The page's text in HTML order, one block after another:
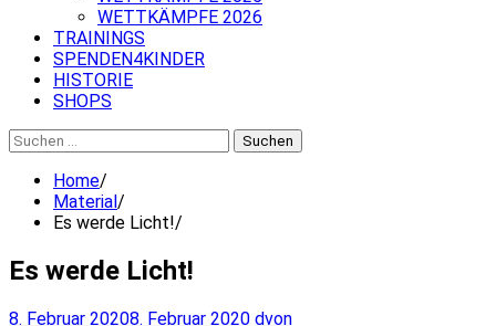
WETTKÄMPFE 2026
TRAININGS
SPENDEN4KINDER
HISTORIE
SHOPS
Suchen
nach:
Home
Material
Es werde Licht!
Es werde Licht!
8. Februar 20208. Februar 2020 dvon